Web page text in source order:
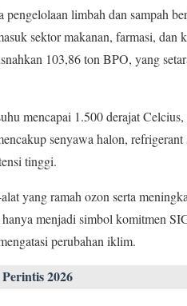
limbah dan sampah
sektor makanan, farmasi, dan
103,86 ton BPO, yang
mencapai 1.500 derajat
senyawa halon,
tinggi.
yang ramah ozon serta
menjadi simbol komitmen
perubahan iklim.
2026